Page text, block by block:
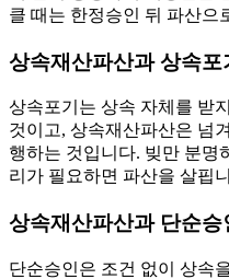
클 때는 한정승인 뒤 파산으
상속재산파산과 상속포
상속포기는 상속 자체를 받
것이고, 상속재산파산은 넘
행하는 것입니다. 빚만 분명
리가 필요하면 파산을 살핍
상속재산파산과 단순승
단순승인은 조건 없이 상속